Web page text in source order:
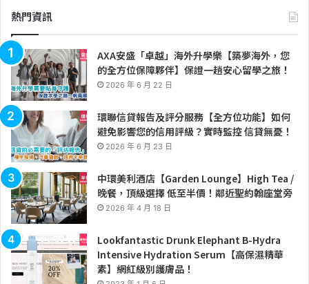
熱門資訊
AXA安盛「卓越」海外升學樂【築夢海外，您
的全方位保障夥伴】保證一趟安心留學之旅！
2026 年 6 月 22 日
環聯信貸報告及評分服務【全方位功能】如何
避免影響您的信用評級？實時監控 信貸無憂！
2026 年 6 月 23 日
中環美利酒店【Garden Lounge】High Tea /
晚餐，頂級選擇 低至半價！鄰近聖約翰座堂旁
2026 年 4 月 18 日
Lookfantastic Drunk Elephant B-Hydra
Intensive Hydration Serum【高保濕精華
素】網紅級別護膚品！